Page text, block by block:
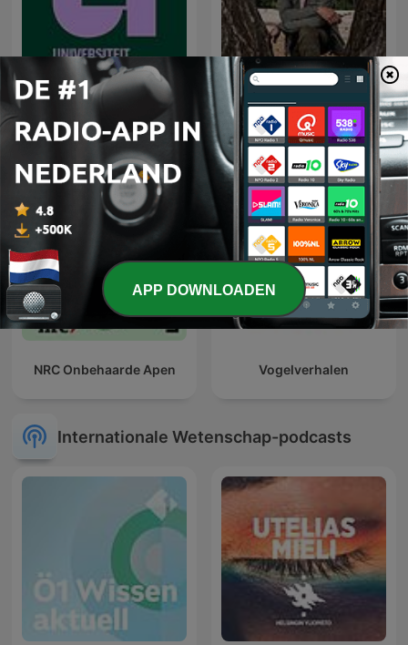
De Universiteit van
Vlaanderen Podcast
Vroege Vogels
NRC Onbehaarde Apen Vogelverhalen
Internationale Wetenschap-podcasts
APP DOWNLOADEN